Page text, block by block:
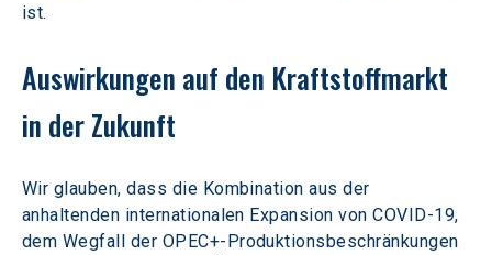
ist.
Auswirkungen auf den Kraftstoffmarkt
in der Zukunft
Wir glauben, dass die Kombination aus der
anhaltenden internationalen Expansion von COVID-19,
dem Wegfall der OPEC+-Produktionsbeschränkungen